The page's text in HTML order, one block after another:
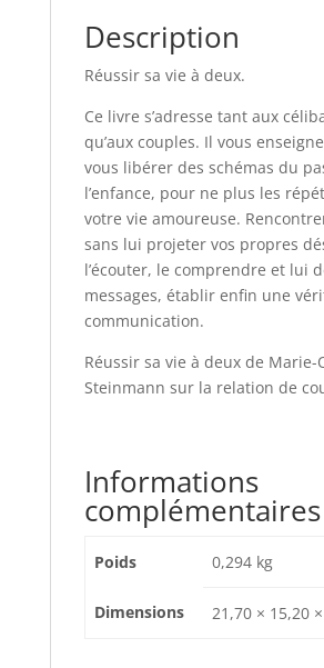
Description
Réussir sa vie à deux.
Ce livre s’adresse tant aux
qu’aux couples. Il vous
vous libérer des schémas du
l’enfance, pour ne plus les
votre vie amoureuse.
sans lui projeter vos propres
l’écouter, le comprendre et lui
messages, établir enfin une
communication.
Réussir sa vie à deux de Marie-
Steinmann sur la relation de
Informations
complémentaires
Poids 0,294 kg
Dimensions 21,70 × 15,20